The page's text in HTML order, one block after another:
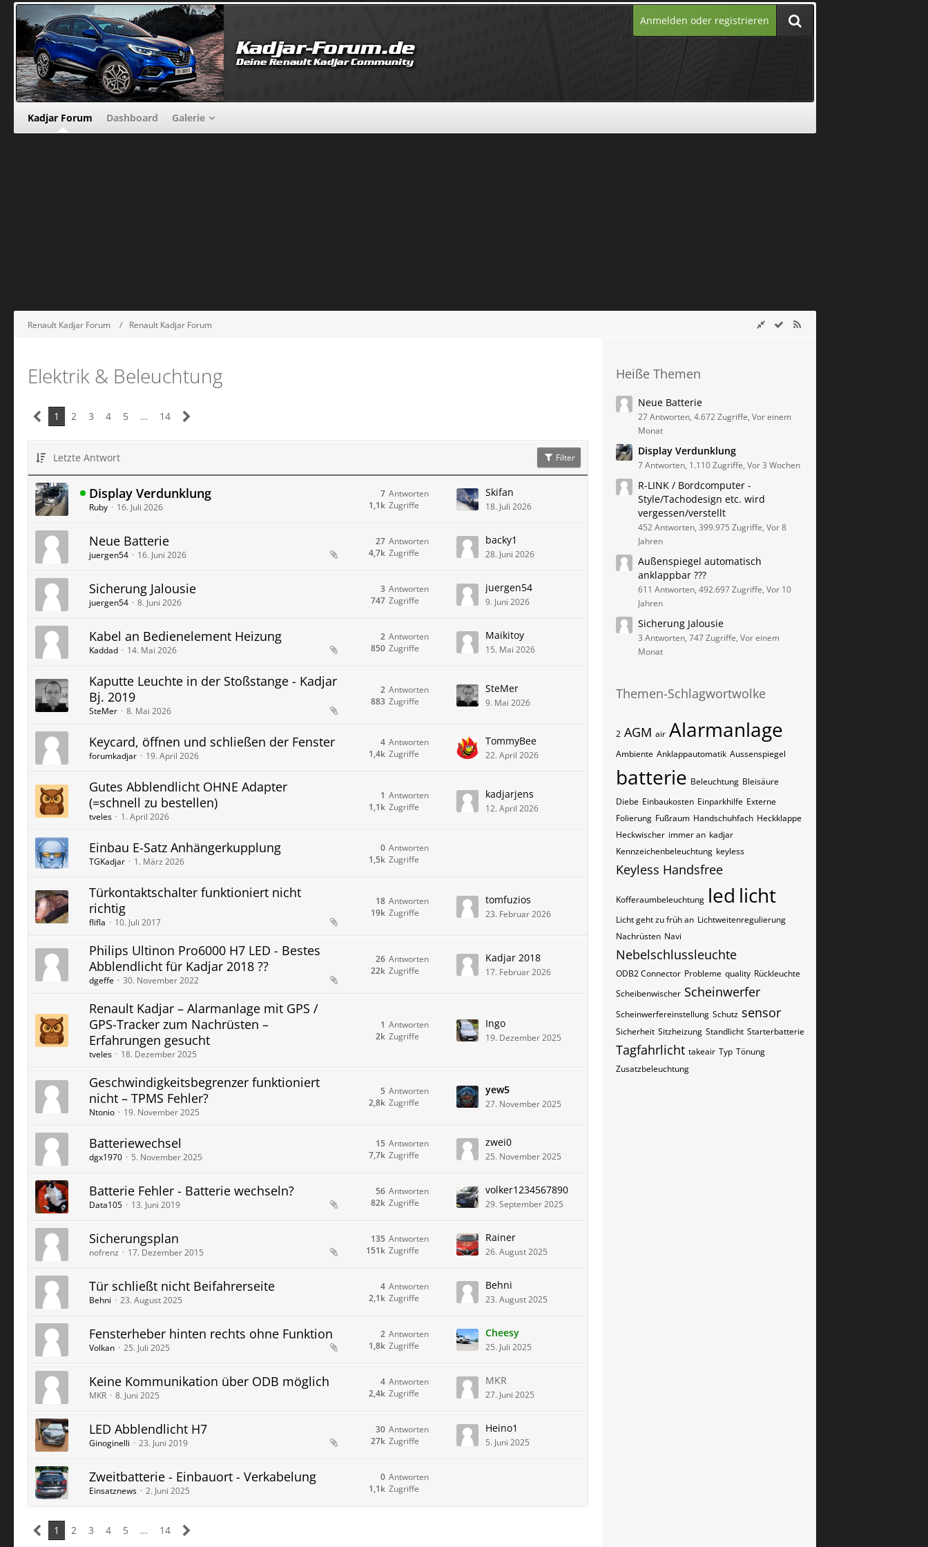
Anmelden oder registrieren
Kadjar Forum Dashboard Galerie
Renault Kadjar Forum Renault Kadjar Forum
Elektrik & Beleuchtung
1 2 3 4 5 … 14
Letzte Antwort Filter
Display Verdunklung
Ruby 16. Juli 2026
Antworten
7
Zugriffe
1,1k
Skifan
18. Juli 2026
Neue Batterie
juergen54 16. Juni 2026
Antworten
27
Zugriffe
4,7k
backy1
28. Juni 2026
Sicherung Jalousie
juergen54 8. Juni 2026
Antworten
3
Zugriffe
747
juergen54
9. Juni 2026
Kabel an Bedienelement Heizung
Kaddad 14. Mai 2026
Antworten
2
Zugriffe
850
Maikitoy
15. Mai 2026
Kaputte Leuchte in der Stoßstange - Kadjar
Bj. 2019
SteMer 8. Mai 2026
Antworten
2
Zugriffe
883
SteMer
9. Mai 2026
Keycard, öffnen und schließen der Fenster
forumkadjar 19. April 2026
Antworten
4
Zugriffe
1,4k
TommyBee
22. April 2026
Gutes Abblendlicht OHNE Adapter
(=schnell zu bestellen)
tveles 1. April 2026
Antworten
1
Zugriffe
1,1k
kadjarjens
12. April 2026
Einbau E-Satz Anhängerkupplung
TGKadjar 1. März 2026
Antworten
0
Zugriffe
1,5k
Türkontaktschalter funktioniert nicht
richtig
flifla 10. Juli 2017
Antworten
18
Zugriffe
19k
tomfuzios
23. Februar 2026
Philips Ultinon Pro6000 H7 LED - Bestes
Abblendlicht für Kadjar 2018 ??
dgeffe 30. November 2022
Antworten
26
Zugriffe
22k
Kadjar 2018
17. Februar 2026
Renault Kadjar – Alarmanlage mit GPS /
GPS-Tracker zum Nachrüsten –
Erfahrungen gesucht
tveles 18. Dezember 2025
Antworten
1
Zugriffe
2k
Ingo
19. Dezember 2025
Geschwindigkeitsbegrenzer funktioniert
nicht – TPMS Fehler?
Ntonio 19. November 2025
Antworten
5
Zugriffe
2,8k
yew5
27. November 2025
Batteriewechsel
dgx1970 5. November 2025
Antworten
15
Zugriffe
7,7k
zwei0
25. November 2025
Batterie Fehler - Batterie wechseln?
Data105 13. Juni 2019
Antworten
56
Zugriffe
82k
volker1234567890
29. September 2025
Sicherungsplan
nofrenz 17. Dezember 2015
Antworten
135
Zugriffe
151k
Rainer
26. August 2025
Tür schließt nicht Beifahrerseite
Behni 23. August 2025
Antworten
4
Zugriffe
2,1k
Behni
23. August 2025
Fensterheber hinten rechts ohne Funktion
Volkan 25. Juli 2025
Antworten
2
Zugriffe
1,8k
Cheesy
25. Juli 2025
Keine Kommunikation über ODB möglich
MKR 8. Juni 2025
Antworten
4
Zugriffe
2,4k
MKR
27. Juni 2025
LED Abblendlicht H7
Ginoginelli 23. Juni 2019
Antworten
30
Zugriffe
27k
Heino1
5. Juni 2025
Zweitbatterie - Einbauort - Verkabelung
Einsatznews 2. Juni 2025
Antworten
0
Zugriffe
1,1k
1 2 3 4 5 … 14
Heiße Themen
Neue Batterie
27 Antworten, 4.672 Zugriffe, Vor einem
Monat
Display Verdunklung
7 Antworten, 1.110 Zugriffe, Vor 3 Wochen
R-LINK / Bordcomputer -
Style/Tachodesign etc. wird
vergessen/verstellt
452 Antworten, 399.975 Zugriffe, Vor 8
Jahren
Außenspiegel automatisch
anklappbar ???
611 Antworten, 492.697 Zugriffe, Vor 10
Jahren
Sicherung Jalousie
3 Antworten, 747 Zugriffe, Vor einem
Monat
Themen-Schlagwortwolke
2 AGM air Alarmanlage
Ambiente Anklappautomatik Aussenspiegel
batterie Beleuchtung Bleisäure
Diebe Einbaukosten Einparkhilfe Externe
Folierung Fußraum Handschuhfach Heckklappe
Heckwischer immer an kadjar
Kennzeichenbeleuchtung keyless
Keyless Handsfree
Kofferaumbeleuchtung led licht
Licht geht zu früh an Lichtweitenregulierung
Nachrüsten Navi
Nebelschlussleuchte
ODB2 Connector Probleme quality Rückleuchte
Scheibenwischer Scheinwerfer
Scheinwerfereinstellung Schutz sensor
Sicherheit Sitzheizung Standlicht Starterbatterie
Tagfahrlicht takeair Typ Tönung
Zusatzbeleuchtung